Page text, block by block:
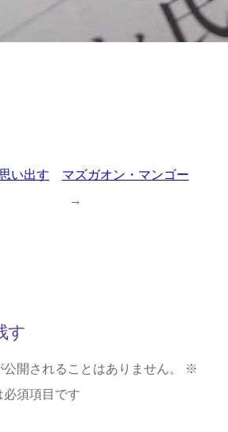
い出す
マズガオン・マンゴー
→
す
開されることはありません。
※
須項目です